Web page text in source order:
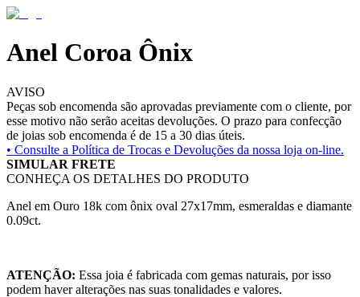
Anel Coroa Ônix
AVISO
Peças sob encomenda são aprovadas previamente com o cliente, por
esse motivo não serão aceitas devoluções. O prazo para confecção
de joias sob encomenda é de 15 a 30 dias úteis.
• Consulte a Política de Trocas e Devoluções da nossa loja on-line.
SIMULAR FRETE
CONHEÇA OS DETALHES DO PRODUTO
Anel em Ouro 18k com ônix oval 27x17mm, esmeraldas e diamante
0.09ct.
ATENÇÃO: Essa joia é fabricada com gemas naturais, por isso
podem haver alterações nas suas tonalidades e valores.